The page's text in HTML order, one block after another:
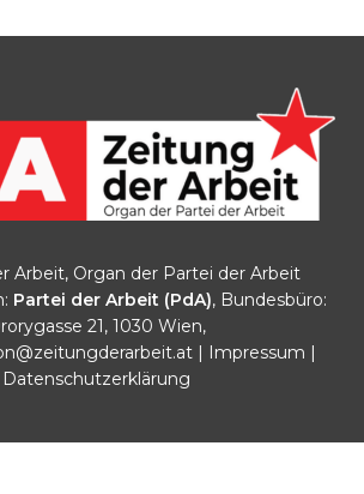
Arbeit, Organ der Partei der Arbeit
Partei der Arbeit (PdA), Bundesbüro:
21, 1030 Wien,
| Impressum |
Datenschutzerklärung